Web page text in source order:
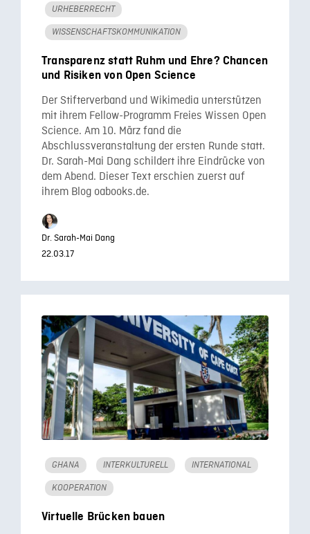
URHEBERRECHT
WISSENSCHAFTSKOMMUNIKATION
Transparenz statt Ruhm und Ehre? Chancen
und Risiken von Open Science
Der Stifterverband und Wikimedia unterstützen
mit ihrem Fellow-Programm Freies Wissen Open
Science. Am 10. März fand die
Abschlussveranstaltung der ersten Runde statt.
Dr. Sarah-Mai Dang schildert ihre Eindrücke von
dem Abend. Dieser Text erschien zuerst auf
ihrem Blog oabooks.de.
Dr. Sarah-Mai Dang
22.03.17
GHANA INTERKULTURELL INTERNATIONAL
KOOPERATION
Virtuelle Brücken bauen